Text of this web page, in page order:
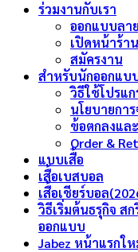
ร่วมงานกับเรา
ออกแบบลา
เปิดหน้าร้า
สมัครงาน
สำหรับนักออกแบ
วิธีใช้โปรแ
นโยบายกา
ข้อตกลงแล
Order &
แบบเสื้อ
เสื้อเบสบอล
เสื้อเชียร์บอล
วิธีเริ่มต้นธรุกิจ ส
ออกแบบ
Jabez หน้าแรกใ